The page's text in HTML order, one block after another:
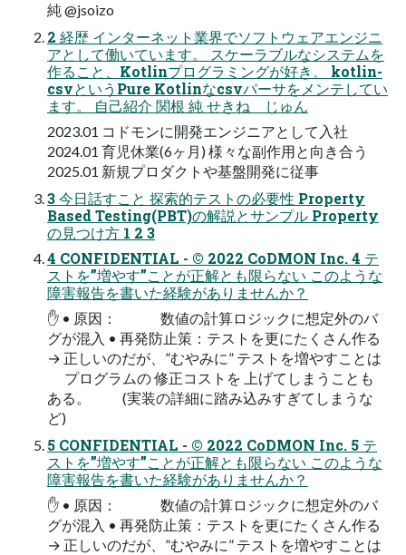
純 @jsoizo
2 経歴 インターネット業界でソフトウェアエンジニ
アとして働いています。 スケーラブルなシステムを
作ること、Kotlinプログラミングが好き。 kotlin-
csvというPure Kotlinなcsvパーサをメンテしてい
ます。 自己紹介 関根 純 せきね じゅん
2023.01 コドモンに開発エンジニアとして入社
2024.01 育児休業(6ヶ月) 様々な副作用と向き合う
2025.01 新規プロダクトや基盤開発に従事
3 今日話すこと 探索的テストの必要性 Property
Based Testing(PBT)の解説とサンプル Property
の見つけ方 1 2 3
4 CONFIDENTIAL - © 2022 CoDMON Inc. 4 テ
ストを”増やす”ことが正解とも限らない このような
障害報告を書いた経験がありませんか？
✋ • 原因： 数値の計算ロジックに想定外のバ
グが混入 • 再発防止策：テストを更にたくさん作る
→ 正しいのだが、”むやみに” テストを増やすことは
プログラムの 修正コストを 上げてしまうことも
ある。 (実装の詳細に踏み込みすぎてしまうな
ど)
5 CONFIDENTIAL - © 2022 CoDMON Inc. 5 テ
ストを”増やす”ことが正解とも限らない このような
障害報告を書いた経験がありませんか？
✋ • 原因： 数値の計算ロジックに想定外のバ
グが混入 • 再発防止策：テストを更にたくさん作る
→ 正しいのだが、”むやみに” テストを増やすことは